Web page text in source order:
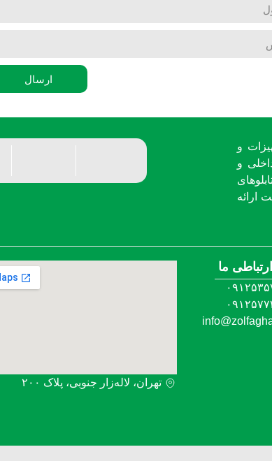
ارسال
و
و
ارائه
ما
تهران، لاله‌زار جنوبی، پلاک ۲۰۰